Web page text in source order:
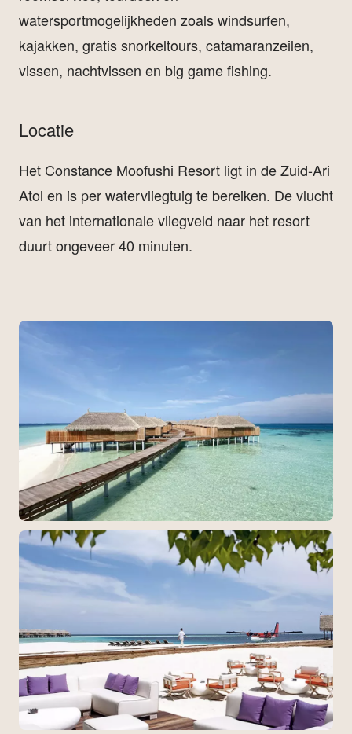
watersportmogelijkheden zoals windsurfen,
kajakken, gratis snorkeltours, catamaranzeilen,
vissen, nachtvissen en big game fishing.
Locatie
Het Constance Moofushi Resort ligt in de Zuid-Ari
Atol en is per watervliegtuig te bereiken. De vlucht
van het internationale vliegveld naar het resort
duurt ongeveer 40 minuten.